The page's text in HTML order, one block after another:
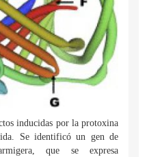
inducidas por la protoxina
Se identificó un gen de
que se expresa